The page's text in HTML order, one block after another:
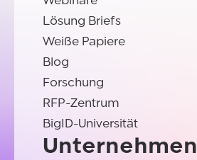
Lösung Briefs
Weiße Papiere
Blog
Forschung
RFP-Zentrum
BigID-Universität
Unternehmen